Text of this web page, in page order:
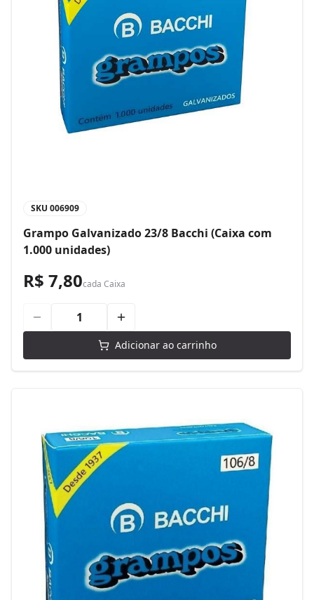
SKU 006909
Grampo Galvanizado 23/8 Bacchi (Caixa com
1.000 unidades)
R$ 7,80cada Caixa
Adicionar ao carrinho